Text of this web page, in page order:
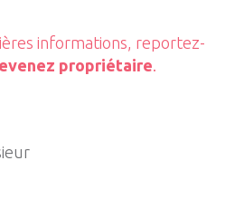
informations, reportez-
propriétaire.